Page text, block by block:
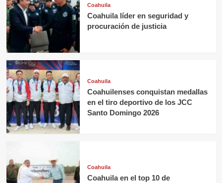
Coahuila
Coahuila líder en seguridad y
procuración de justicia
Coahuila
Coahuilenses conquistan medallas
en el tiro deportivo de los JCC
Santo Domingo 2026
Coahuila
Coahuila en el top 10 de